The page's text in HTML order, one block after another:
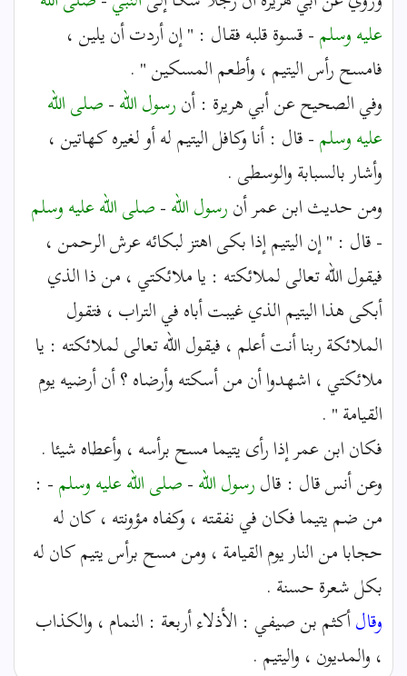
عليه وسلم- قسوة قلبه فقال : " إن أردت أن يلين ،
فامسح رأس اليتيم ، وأطعم المسكين " .
وفي الصحيح عن أبي هريرة : أنرسول الله-صلى الله
عليه وسلم- قال : أنا وكافل اليتيم له أو لغيره كهاتين ،
وأشار بالسبابة والوسطى .
ومن حديث ابن عمر أنرسول الله-صلى الله عليه وسلم
- قال : " إن اليتيم إذا بكى اهتز لبكائه عرش الرحمن ،
فيقول الله تعالى لملائكته : يا ملائكتي ، من ذا الذي
أبكى هذا اليتيم الذي غيبت أباه في التراب ، فتقول
الملائكة ربنا أنت أعلم ، فيقول الله تعالى لملائكته : يا
ملائكتي ، اشهدوا أن من أسكته وأرضاه ؟ أن أرضيه يوم
القيامة " .
فكان ابن عمر إذا رأى يتيما مسح برأسه ، وأعطاه شيئا .
وعن أنس قال : قالرسول الله-صلى الله عليه وسلم- :
من ضم يتيما فكان في نفقته ، وكفاه مؤونته ، كان له
حجابا من النار يوم القيامة ، ومن مسح برأس يتيم كان له
بكل شعرة حسنة .
وقالأكثم بن صيفي : الأذلاء أربعة : النمام ، والكذاب
، والمديون ، واليتيم .